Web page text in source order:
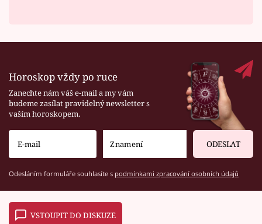
Horoskop vždy po ruce
Zanechte nám váš e-mail a my vám
budeme zasílat pravidelný newsletter s
vaším horoskopem.
ODESLAT
Odesláním formuláře souhlasíte s podmínkami zpracování osobních údajů
VSTOUPIT DO DISKUZE